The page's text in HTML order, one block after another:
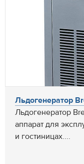
Льдогенератор
Льдогенератор
аппарат для
и гостиницах....